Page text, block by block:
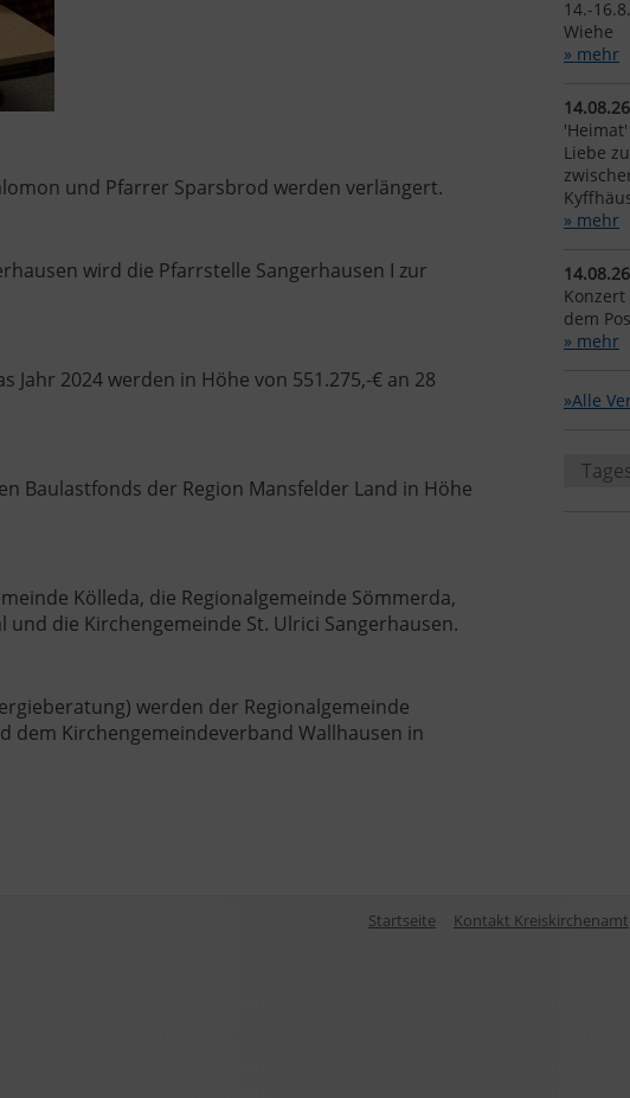
und Pfarrer Sparsbrod werden verlängert.
wird die Pfarrstelle Sangerhausen I zur
2024 werden in Höhe von 551.275,-€ an 28
Baulastfonds der Region Mansfelder Land in Höhe
Kölleda, die Regionalgemeinde Sömmerda,
die Kirchengemeinde St. Ulrici Sangerhausen.
werden der Regionalgemeinde
dem Kirchengemeindeverband Wallhausen in
14.-
Wiehe
» mehr
Liebe
» mehr
dem
» mehr
»Alle
Startseite Kontakt Kreiskirchenamt